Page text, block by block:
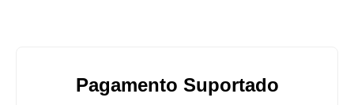
Pagamento Suportado